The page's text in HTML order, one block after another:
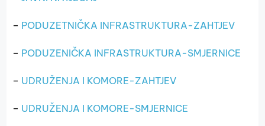
– PODUZETNIČKA INFRASTRUKTURA-ZAHTJEV
– PODUZENIČKA INFRASTRUKTURA-SMJERNICE
– UDRUŽENJA I KOMORE-ZAHTJEV
– UDRUŽENJA I KOMORE-SMJERNICE